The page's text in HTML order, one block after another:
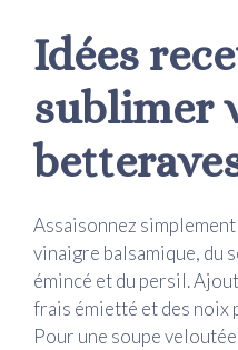
Idées
sublimer
Assaisonnez simplement
vinaigre balsamique, du
émincé et du persil.
frais émietté et des noix
Pour une soupe